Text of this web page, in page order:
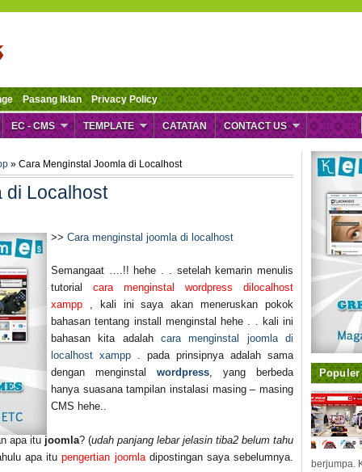
Pasang Iklan Privacy Policy
EC - CMS TEMPLATE CATATAN CONTACT US
» Cara Menginstal Joomla di Localhost
di Localhost
>> Cara menginstal joomla di localhost
Semangaat ….!! hehe . . setelah kemarin menulis
tutorial cara menginstal wordpress dilocalhost
xampp , kali ini saya akan meneruskan pokok
bahasan tentang install menginstal hehe . . kali ini
bahasan kita adalah cara menginstal joomla di
localhost xampp . pada prinsipnya adalah sama
dengan menginstal wordpress, yang berbeda
hanya suasana tampilan instalasi masing – masing
CMS hehe..
apa itu joomla? (udah panjang lebar jelasin tiba2 belum tahu
apa itupengertian joomladipostingan saya sebelumnya.
Populer
berjumpa.